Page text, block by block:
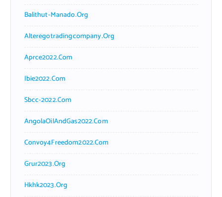
Balithut-Manado.org
Alteregotradingcompany.org
Aprce2022.com
Ibie2022.com
Sbcc-2022.com
AngolaOilAndGas2022.com
Convoy4Freedom2022.com
Grur2023.org
Hkhk2023.org